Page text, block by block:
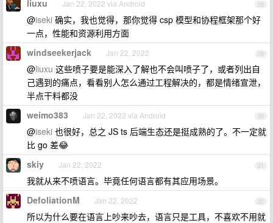
28
liuxu Jan 22, 2022 via Android
@iseki 确实，我也觉得，那你觉得 csp 模型和协程框架那个好
一点，性能和资源利用方面
29
windseekerjack Jan 22, 2022
@liuxu 这些喷子要是能深入了解也不会叫喷子了，或者列出自
己遇到的痛点，看看别人怎么通过工程解决的，都是情绪宣泄，
半点干料都没
30
weimo383 Jan 22, 2022 via Android
@iseki 也很好，总之 JS ts 后端生态还是挺成熟的了。不一定就
比 go 差😂
31
skiy Jan 22, 2022
我就从来不喷语言。毕竟任何语言都有其应用场景。
32
DefoliationM Jan 22, 2022
所以为什么要在语言上吵来吵去，语言只是工具，不喜欢不用就